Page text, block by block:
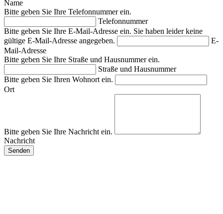
Name
Bitte geben Sie Ihre Telefonnummer ein.
Telefonnummer
Bitte geben Sie Ihre E-Mail-Adresse ein. Sie haben leider keine
gültige E-Mail-Adresse angegeben.
E-
Mail-Adresse
Bitte geben Sie Ihre Straße und Hausnummer ein.
Straße und Hausnummer
Bitte geben Sie Ihren Wohnort ein.
Ort
Bitte geben Sie Ihre Nachricht ein.
Nachricht